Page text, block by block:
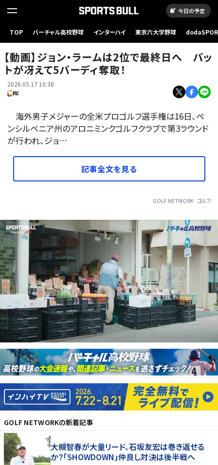
今日の予定
TOP バーチャル高校野球 インターハイ 東京六大学野球
【動画】ジョン・ラームは2位で最終日へ パットが冴えて5バーディ奪取！
【動画】ジョン・ラームは2位で最終日へ パッ
トが冴えて5バーディ奪取！
2026.05.17 10:38
海外男子メジャーの全米プロゴルフ選手権は16日、ペ
ンシルベニア州のアロニミンクゴルフクラブで第3ラウンド
が行われ、ジョ…
記事全文を見る
GOLF NETWORK ゴルフ
GOLF NETWORKの新着記事
大槻智春が大量リード、石坂友宏は巻き返せる
か？「SHOWDOWN」仲良し対決は後半戦へ